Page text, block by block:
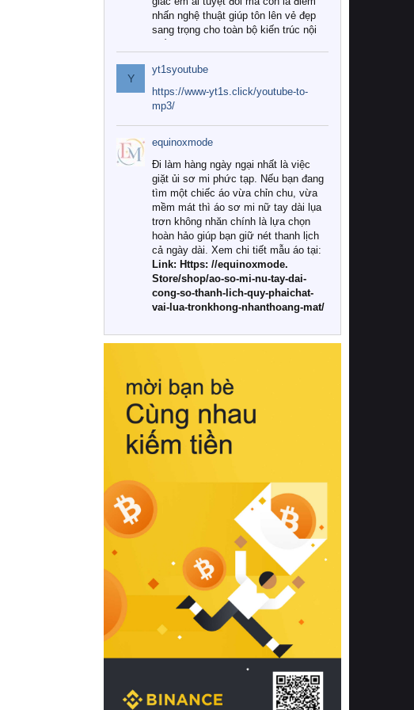
nhấn nghệ thuật giúp tôn lên vẻ đẹp
sang trọng cho toàn bộ kiến trúc nội
Tuy nhiên, giữa thị trường đa dạng
với vô vàn thương hiệu và mẫu mã
như hiện nay, làm thế nào để chọn
được những bộ chăn ga gối đệm cao
cấp thực sự chất lượng, phù hợp với
khí hậu và nhu cầu sử dụng của gia
đình? Hãy cùng chúng tôi đi tìm lời
giải đáp chi tiết qua bài viết dưới đây.
1. Tại sao các gia đình hiện đại lại ưa
chuộng chăn ga gối đệm cao cấp?
Khác với các dòng sản phẩm thông
thường, những bộ chăn ga gối đệm
cao cấp trải qua quy trình sản xuất
nghiêm ngặt từ khâu chọn lọc nguyên
liệu tự nhiên đến công nghệ dệt
nhuộm hiện đại không chứa hóa chất
này, bạn sẽ cảm nhận rõ rệt sự khác
hồi chuẩn xác của phần đệm nâng đỡ
cột sống.
Bên cạnh đó, việc lựa chọn các dòng
sản phẩm đạt chuẩn chất lượng quốc
tế còn giúp ngăn ngừa tình trạng kích
khuẩn và nấm mốc trong điều kiện
thời tiết nóng ẩm. Bạn có thể tìm hiểu
thêm các nghiên cứu khoa học về tác
động của giấc ngủ và môi trường
phòng ngủ đối với sức khỏe con
người tại Sleep Foundation (External
Link) để có cái nhìn toàn diện hơn.
2. Các tiêu chí vàng khi lựa chọn
chăn ga gối đệm cao cấp cho phòng
ngủ
Để sở hữu một bộ chăn ga gối đệm
cao cấp hoàn hảo cả về thẩm mỹ lẫn
công năng, người tiêu dùng cần cân
nhắc kỹ lưỡng các tiêu chí quan trọng
Y
yt1syoutube
https://www-yt1s.click/youtube-to-
mp3/
equinoxmode
Đi làm hàng ngày ngại nhất là việc
giặt ủi sơ mi phức tạp. Nếu bạn đang
tìm một chiếc áo vừa chỉn chu, vừa
mềm mát thì áo sơ mi nữ tay dài lụa
trơn không nhăn chính là lựa chọn
hoàn hảo giúp bạn giữ nét thanh lịch
cả ngày dài. Xem chi tiết mẫu áo tại:
Link: Https: //equinoxmode.
Store/shop/ao-so-mi-nu-tay-dai-
cong-so-thanh-lich-quy-phaichat-
vai-lua-tronkhong-nhanthoang-mat/